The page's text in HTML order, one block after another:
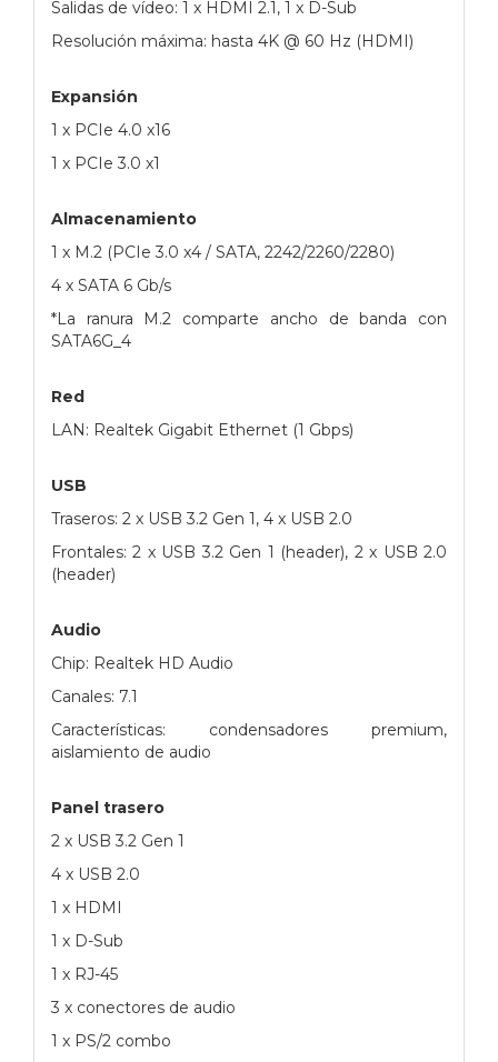
Salidas de vídeo: 1 x HDMI 2.1, 1 x D-Sub
Resolución máxima: hasta 4K @ 60 Hz (HDMI)
Expansión
1 x PCIe 4.0 x16
1 x PCIe 3.0 x1
Almacenamiento
1 x M.2 (PCIe 3.0 x4 / SATA, 2242/2260/2280)
4 x SATA 6 Gb/s
*La ranura M.2 comparte ancho de banda con
SATA6G_4
Red
LAN: Realtek Gigabit Ethernet (1 Gbps)
USB
Traseros: 2 x USB 3.2 Gen 1, 4 x USB 2.0
Frontales: 2 x USB 3.2 Gen 1 (header), 2 x USB 2.0
(header)
Audio
Chip: Realtek HD Audio
Canales: 7.1
Características: condensadores premium,
aislamiento de audio
Panel trasero
2 x USB 3.2 Gen 1
4 x USB 2.0
1 x HDMI
1 x D-Sub
1 x RJ-45
3 x conectores de audio
1 x PS/2 combo